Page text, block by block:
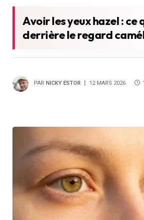
Avoir les yeux hazel : ce
derrière le regard
PAR NICKY ESTOR 12 MARS 2026